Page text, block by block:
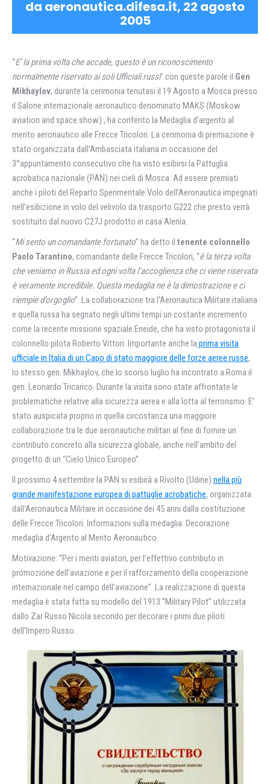
da aeronautica.difesa.it, 22 agosto
2005
“E’ la prima volta che accade, questo è un riconoscimento
normalmente riservato ai soli Ufficiali russi” con queste parole il Gen
Mikhaylov, durante la cerimonia tenutasi il 19 Agosto a Mosca presso
il Salone internazionale aeronautico denominato MAKS (Moskow
aviation and space show) , ha conferito la Medaglia d’argento al
merito aeronautico alle Frecce Tricolori. La cerimonia di premiazione è
stato organizzata dall’Ambasciata italiana in occasione del
3°appuntamento consecutivo che ha visto esibirsi la Pattuglia
acrobatica nazionale (PAN) nei cieli di Mosca. Ad essere premiati
anche i piloti del Reparto Sperimentale Volo dell’Aeronautica impegnati
nell’esibizione in volo del velivolo da trasporto G222 che presto verrà
sostituito dal nuovo C27J prodotto in casa Alenia.
“Mi sento un comandante fortunato” ha detto il tenente colonnello
Paolo Tarantino, comandante delle Frecce Tricolori, “è la terza volta
che veniamo in Russia ed ogni volta l’accoglienza che ci viene riservata
è veramente incredibile. Questa medaglia ne è la dimostrazione e ci
riempie d’orgoglio”. La collaborazione tra l’Aeronautica Militare italiana
e quella russa ha segnato negli ultimi tempi un costante incremento
come la recente missione spaziale Eneide, che ha visto protagonista il
colonnello pilota Roberto Vittori. Importante anche la prima visita
ufficiale in Italia di un Capo di stato maggiore delle forze aeree russe,
lo stesso gen. Mikhaylov, che lo scorso luglio ha incontrato a Roma il
gen. Leonardo Tricarico. Durante la visita sono state affrontate le
problematiche relative alla sicurezza aerea e alla lotta al terrorismo. E’
stato auspicata proprio in quella circostanza una maggiore
collaborazione tra le due aeronautiche militari al fine di fornire un
contributo concreto alla sicurezza globale, anche nell’ambito del
progetto di un “Cielo Unico Europeo”.
Il prossimo 4 settembre la PAN si esibirà a Rivolto (Udine) nella più
grande manifestazione europea di pattuglie acrobatiche, organizzata
dall’Aeronautica Militare in occasione dei 45 anni dalla costituzione
delle Frecce Tricolori. Informazioni sulla medaglia: Decorazione
medaglia d’Argento al Merito Aeronautico.
Motivazione: “Per i meriti aviatori, per l’effettivo contributo in
promozione dell’aviazione e per il rafforzamento della cooperazione
internazionale nel campo dell’aviazione” .La realizzazione di questa
medaglia è stata fatta su modello del 1913 “Military Pilot” utilizzata
dallo Zar Russo Nicola secondo per decorare i primi due piloti
dell’Impero Russo.